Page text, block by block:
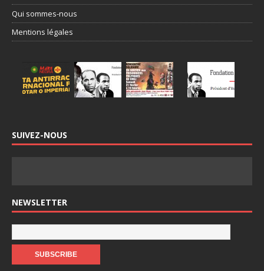
Qui sommes-nous
Mentions légales
SUIVEZ-NOUS
NEWSLETTER